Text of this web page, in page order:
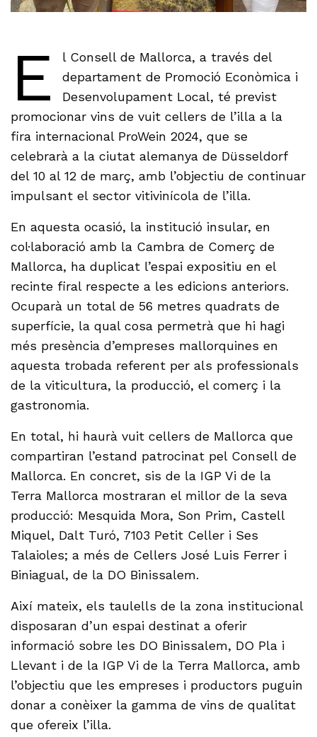
E
l Consell de Mallorca, a través del
departament de Promoció Econòmica i
Desenvolupament Local, té previst
promocionar vins de vuit cellers de l’illa a la
fira internacional ProWein 2024, que se
celebrarà a la ciutat alemanya de Düsseldorf
del 10 al 12 de març, amb l’objectiu de continuar
impulsant el sector vitivinícola de l’illa.
En aquesta ocasió, la institució insular, en
col·laboració amb la Cambra de Comerç de
Mallorca, ha duplicat l’espai expositiu en el
recinte firal respecte a les edicions anteriors.
Ocuparà un total de 56 metres quadrats de
superfície, la qual cosa permetrà que hi hagi
més presència d’empreses mallorquines en
aquesta trobada referent per als professionals
de la viticultura, la producció, el comerç i la
gastronomia.
En total, hi haurà vuit cellers de Mallorca que
compartiran l’estand patrocinat pel Consell de
Mallorca. En concret, sis de la IGP Vi de la
Terra Mallorca mostraran el millor de la seva
producció: Mesquida Mora, Son Prim, Castell
Miquel, Dalt Turó, 7103 Petit Celler i Ses
Talaioles; a més de Cellers José Luis Ferrer i
Biniagual, de la DO Binissalem.
Així mateix, els taulells de la zona institucional
disposaran d’un espai destinat a oferir
informació sobre les DO Binissalem, DO Pla i
Llevant i de la IGP Vi de la Terra Mallorca, amb
l’objectiu que les empreses i productors puguin
donar a conèixer la gamma de vins de qualitat
que ofereix l’illa.